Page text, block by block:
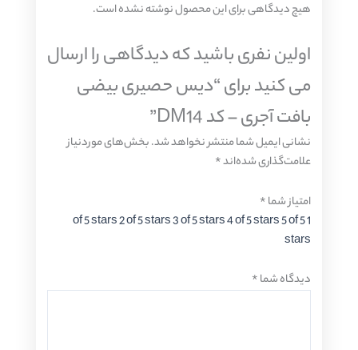
هیچ دیدگاهی برای این محصول نوشته نشده است.
اولین نفری باشید که دیدگاهی را ارسال
می کنید برای “دیس حصیری بیضی
بافت آجری – کد DM14”
نشانی ایمیل شما منتشر نخواهد شد.بخش‌های موردنیاز
علامت‌گذاری شده‌اند*
امتیاز شما*
1 of 5 stars
2 of 5 stars3 of 5 stars4 of 5 stars5 of 5
stars
دیدگاه شما*